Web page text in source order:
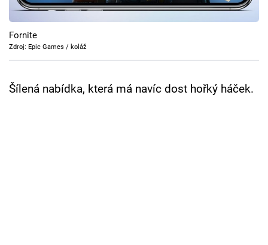
Cool Esport
Pořady
Fornite
Zdroj: Epic Games / koláž
Šílená nabídka, která má navíc dost hořký háček.